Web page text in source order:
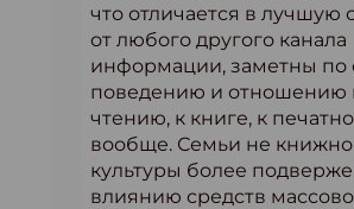
что отличается в лучшую
от любого другого канала
информации, заметны по
поведению и отношению
чтению, к книге, к
вообще. Семьи не
культуры более
влиянию средств